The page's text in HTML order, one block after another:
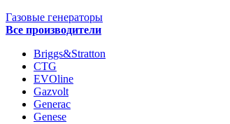
Газовые генераторы
Все производители
Briggs&Stratton
CTG
EVOline
Gazvolt
Generac
Genese